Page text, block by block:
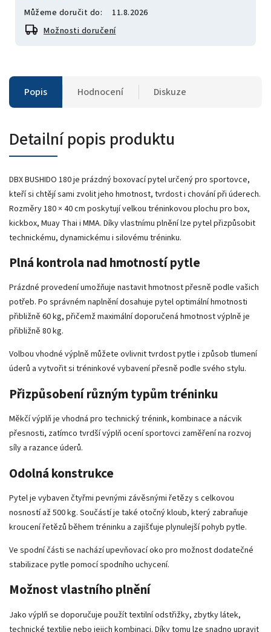
Můžeme doručit do:
11.8.2026
Možnosti doručení
Popis Hodnocení Diskuze
Detailní popis produktu
DBX BUSHIDO 180 je prázdný boxovací pytel určený pro sportovce,
kteří si chtějí sami zvolit jeho hmotnost, tvrdost i chování při úderech.
Rozměry 180 × 40 cm poskytují velkou tréninkovou plochu pro box,
kickbox, Muay Thai i MMA. Díky vlastnímu plnění lze pytel přizpůsobit
technickému, dynamickému i silovému tréninku.
Plná kontrola nad hmotností pytle
Prázdné provedení umožňuje nastavit hmotnost přesně podle vašich
potřeb. Po správném naplnění dosahuje pytel optimální hmotnosti
přibližně 60 kg, přičemž maximální doporučená hmotnost výplně je
přibližně 80 kg.
Volbou vhodné výplně můžete ovlivnit tvrdost pytle i způsob tlumení
úderů a vytvořit si tréninkové vybavení přesně podle svého stylu.
Přizpůsobení různým typům tréninku
Měkčí výplň je vhodná pro technický trénink, kombinace a nácvik
přesnosti, zatímco tvrdší výplň ocení sportovci zaměření na rozvoj
síly a razance úderů.
Odolná konstrukce
Pytel je vybaven čtyřmi pevnými závěsnými řetězy s celkovou
nosností až 500 kg. Součástí je také otočný kloub, který zabraňuje
kroucení řetězů během tréninku a zajišťuje plynulejší pohyb pytle.
Ve spodní části se nachází upevňovací oko pro možnost dodatečné
stabilizace pytle pomocí spodního uchycení.
Možnost vlastního plnění
Jako výplň se doporučuje použít textilní odstřižky, zbytky látek,
technické textilie nebo jejich kombinaci. Díky tomu lze snadno upravit